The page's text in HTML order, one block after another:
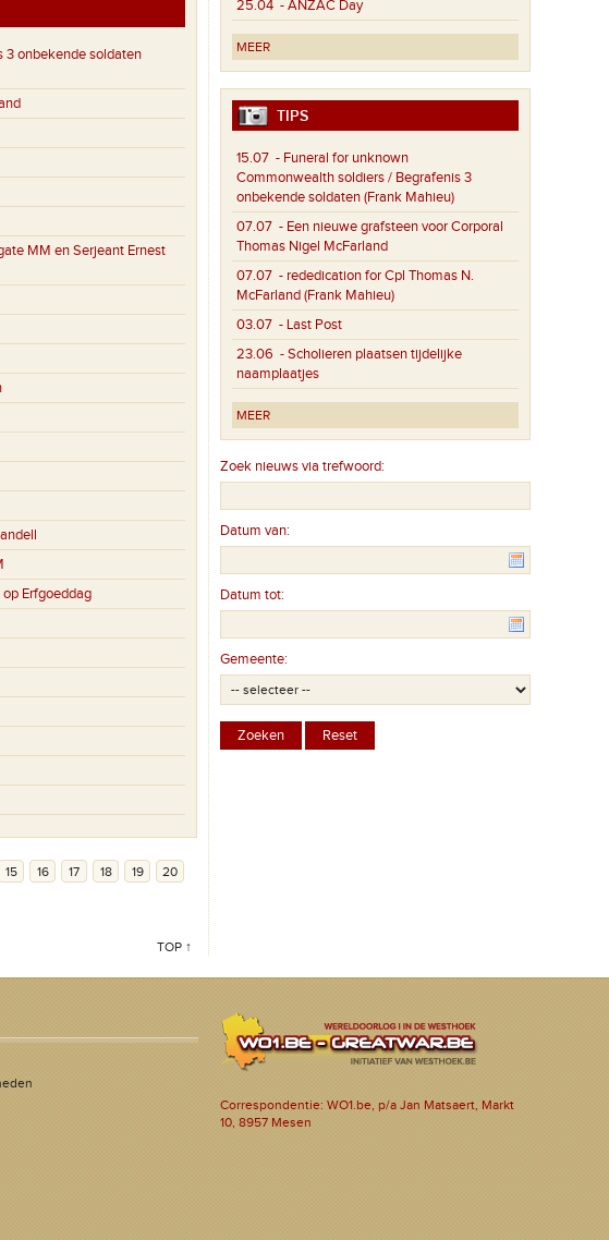
3 onbekende soldaten
MM en Serjeant Ernest
Erfgoeddag
15 16 17 18 19
20
TOP ↑
25.04 - ANZAC Day
MEER
TIPS
15.07 - Funeral for unknown
Commonwealth soldiers / Begrafenis 3
onbekende soldaten (Frank Mahieu)
07.07 - Een nieuwe grafsteen voor Corporal
Thomas Nigel McFarland
07.07 - rededication for Cpl Thomas N.
McFarland (Frank Mahieu)
03.07 - Last Post
23.06 - Scholieren plaatsen tijdelijke
naamplaatjes
MEER
Zoek nieuws via trefwoord:
Datum van:
Datum tot:
Gemeente:
Correspondentie: WO1.be, p/a Jan Matsaert, Markt
10, 8957 Mesen